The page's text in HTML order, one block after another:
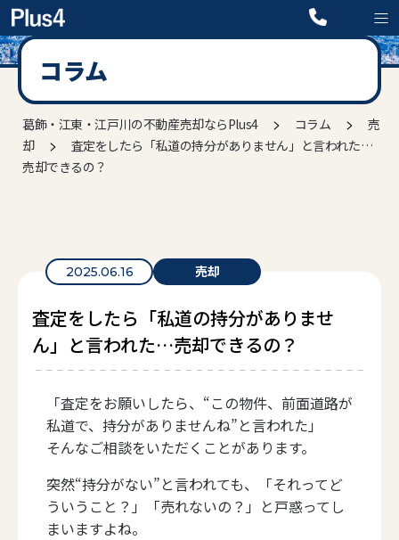
コラム
葛飾・江東・江戸川の不動産売却ならPlus4> コラム > 売
却> 査定をしたら「私道の持分がありません」と言われた…
売却できるの？
2025.06.16 売却
査定をしたら「私道の持分がありませ
ん」と言われた…売却できるの？
「査定をお願いしたら、“この物件、前面道路が
私道で、持分がありませんね”と言われた」
そんなご相談をいただくことがあります。
突然“持分がない”と言われても、「それってど
ういうこと？」「売れないの？」と戸惑ってし
まいますよね。